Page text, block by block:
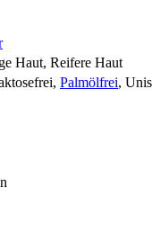
Haut, Reifere Haut
Palmölfrei,